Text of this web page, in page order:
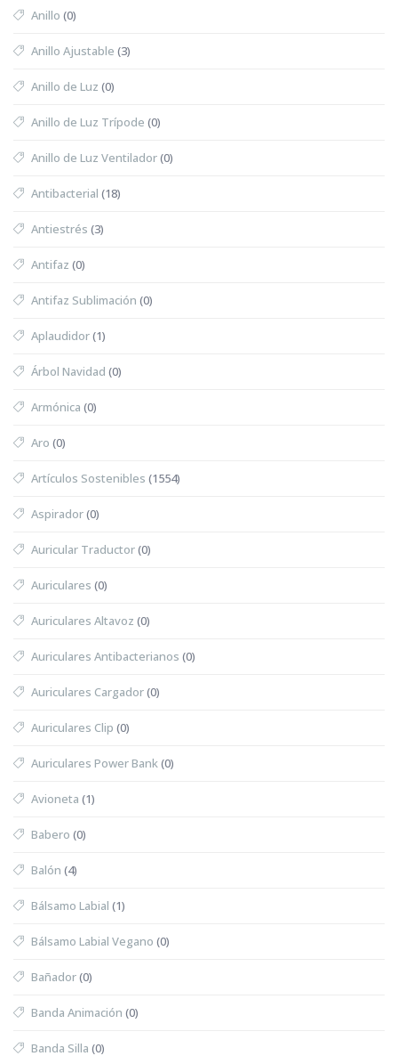
Anillo (0)
Anillo Ajustable (3)
Anillo de Luz (0)
Anillo de Luz Trípode (0)
Anillo de Luz Ventilador(0)
Antibacterial (18)
Antiestrés (3)
Antifaz (0)
Antifaz Sublimación (0)
Aplaudidor(1)
Árbol Navidad (0)
Armónica (0)
Aro (0)
Artículos Sostenibles (1554)
Aspirador(0)
Auricular Traductor(0)
Auriculares (0)
Auriculares Altavoz (0)
Auriculares Antibacterianos (0)
Auriculares Cargador(0)
Auriculares Clip (0)
Auriculares Power Bank(0)
Avioneta (1)
Babero (0)
Balón (4)
Bálsamo Labial (1)
Bálsamo Labial Vegano (0)
Bañador(0)
Banda Animación (0)
Banda Silla (0)